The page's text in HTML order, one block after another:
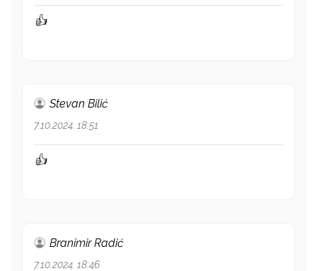
👍
Stevan Bilić
7.10.2024. 18:51
👍
Branimir Radić
7.10.2024. 18:46